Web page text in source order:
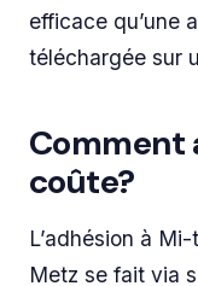
efficace qu’une
téléchargée sur
Comment
coûte?
L’adhésion à
Metz se fait via